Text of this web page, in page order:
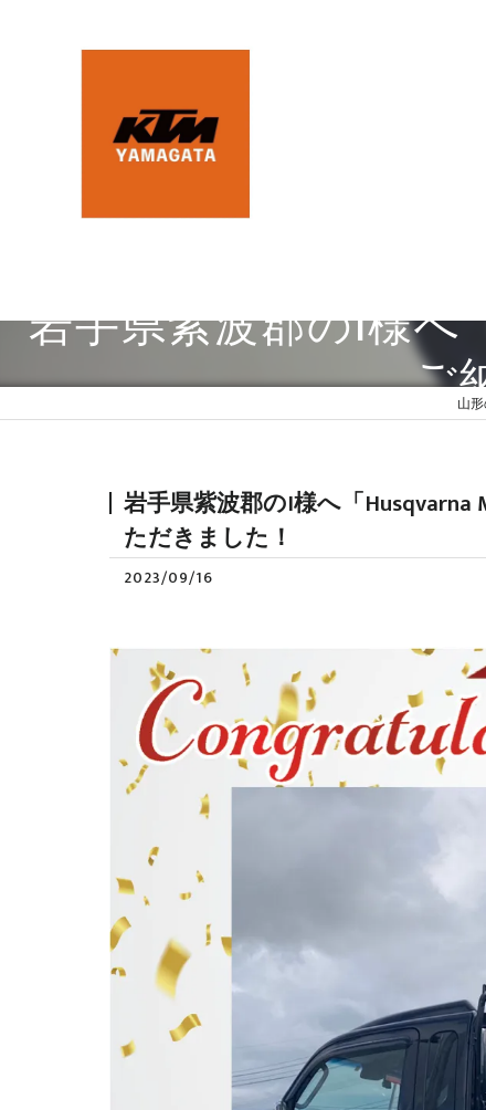
岩手県紫波郡のI様へ
ご山
岩手県紫波郡のI様へ「Husqvarna
ただきました！
2023/09/16